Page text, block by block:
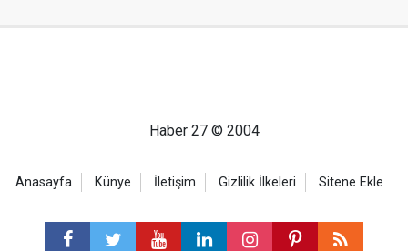
Haber 27 © 2004
Anasayfa Künye İletişim Gizlilik İlkeleri Sitene Ekle